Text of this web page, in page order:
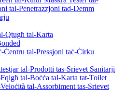
tal-Penetrazzjoni tad-Demm
Qtugħ tal-Karta
Ċentru tal-Pressjoni taċ-Ċirku
tal-Prodotti tas-Srievet Sanitarji
tal-Boċċa tal-Karta tat-Toilet
tal-Assorbiment tas-Srievet